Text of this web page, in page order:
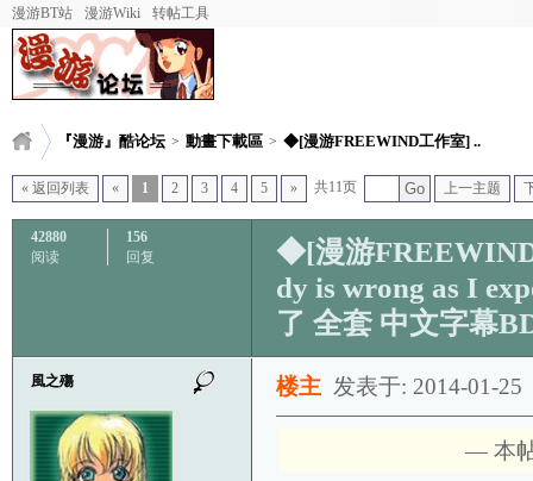
漫游BT站 漫游Wiki 转帖工具
『漫游』酷论坛 > 動畫下載區 > ◆[漫游FREEWIND工作室] ..
« 返回列表 « 1 2 3 4 5 » 共11页 Go 上一主题
42880
阅读
156
回复
◆[漫游
dy is wrong as I
了 全套 中文字幕
風之殤 楼主 发表于: 2014-01-25
— 本